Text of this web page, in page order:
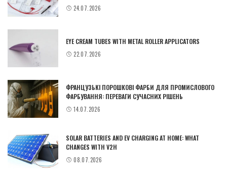
24.07.2026
EYE CREAM TUBES WITH METAL ROLLER APPLICATORS
22.07.2026
ФРАНЦУЗЬКІ ПОРОШКОВІ ФАРБИ ДЛЯ ПРОМИСЛОВОГО
ФАРБУВАННЯ: ПЕРЕВАГИ СУЧАСНИХ РІШЕНЬ
14.07.2026
SOLAR BATTERIES AND EV CHARGING AT HOME: WHAT
CHANGES WITH V2H
08.07.2026